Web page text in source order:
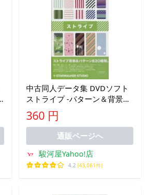
中古同人データ集 DVDソフト
ストライプ -パターン＆背景素
材集- / STARWALKER STUDIO
360 円
通販ページへ
駿河屋Yahoo!店
4.2 (43,061件)